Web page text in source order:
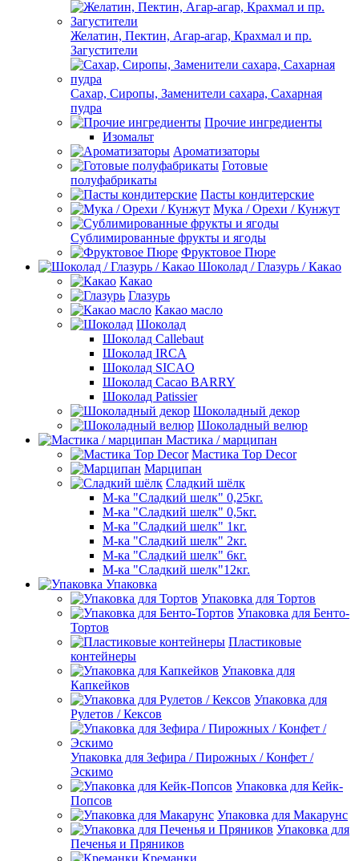
Желатин, Пектин, Агар-агар, Крахмал и пр.
Загустители
Сахар, Сиропы, Заменители сахара, Сахарная
пудра
Прочие ингредиенты
Изомальт
Ароматизаторы
Готовые
полуфабрикаты
Пасты кондитерские
Мука / Орехи / Кунжут
Сублимированные фрукты и ягоды
Фруктовое Пюре
Шоколад / Глазурь / Какао
Какао
Глазурь
Какао масло
Шоколад
Шоколад Callebaut
Шоколад IRCA
Шоколад SICAO
Шоколад Cacao BARRY
Шоколад Patissier
Шоколадный декор
Шоколадный велюр
Мастика / марципан
Мастика Top Decor
Марципан
Сладкий шёлк
М-ка "Сладкий шелк" 0,25кг.
М-ка "Сладкий шелк" 0,5кг.
М-ка "Сладкий шелк" 1кг.
М-ка "Сладкий шелк" 2кг.
М-ка "Сладкий шелк" 6кг.
М-ка "Сладкий шелк"12кг.
Упаковка
Упаковка для Тортов
Упаковка для Бенто-
Тортов
Пластиковые
контейнеры
Упаковка для
Капкейков
Упаковка для
Рулетов / Кексов
Упаковка для Зефира / Пирожных / Конфет /
Эскимо
Упаковка для Кейк-
Попсов
Упаковка для Макарунс
Упаковка для
Печенья и Пряников
Креманки